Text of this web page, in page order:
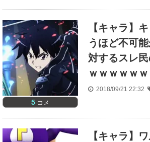
5 コメ
【キャラ】
うほど不可
対するスレ
ｗｗｗｗｗｗ
2018/09/21 22:32
【キャラ】